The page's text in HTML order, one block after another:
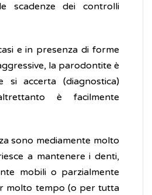
scadenze dei controlli
e in presenza di forme
la parodontite è
si accerta (diagnostica)
è facilmente
sono mediamente molto
a mantenere i denti,
mobili o parzialmente
molto tempo (o per tutta